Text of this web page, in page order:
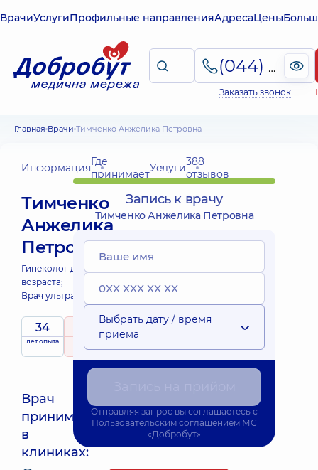
ВрачиУслугиПрофильные направленияАдресаЦены
(044) 495-2-888
Заказать звонок
Главная Врачи Тимченко Анжелика Петровна
ИнформацияГде
принимаетУслуги388
отзывов
Тимченко
Анжелика
Петровна
Гинеколог детского и подросткового
возраста;
Врач ультразвуковой диагностики;
34
лет опыта
5 / 5
на основе
388 отзывов
детей
Врач
принимает
в
клиниках:
Ближайшее время приема: 11.08.2026 8:00
Запись к врачу
Тимченко Анжелика Петровна
Выбрать дату / время
приема
Отправляя запрос вы соглашаетесь с
Пользовательским соглашением МС
«Добробут»